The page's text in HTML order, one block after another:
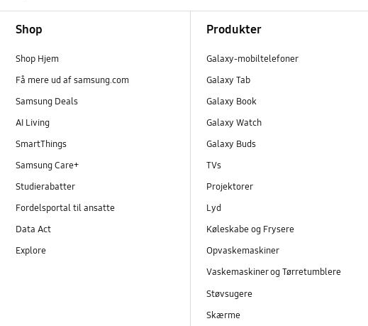
Shop
Shop Hjem
Få mere ud af samsung.com
Samsung Deals
AI Living
SmartThings
Samsung Care+
Studierabatter
Fordelsportal til ansatte
Data Act
Explore
Produkter
Galaxy-mobiltelefoner
Galaxy Tab
Galaxy Book
Galaxy Watch
Galaxy Buds
TVs
Projektorer
Lyd
Køleskabe og Frysere
Opvaskemaskiner
Vaskemaskiner og Tørretumblere
Støvsugere
Skærme